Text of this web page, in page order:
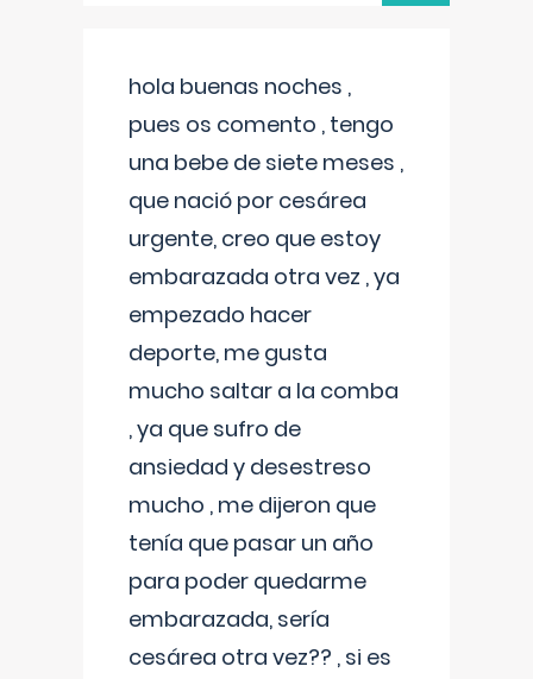
hola buenas noches ,
pues os comento , tengo
una bebe de siete meses ,
que nació por cesárea
urgente, creo que estoy
embarazada otra vez , ya
empezado hacer
deporte, me gusta
mucho saltar a la comba
, ya que sufro de
ansiedad y desestreso
mucho , me dijeron que
tenía que pasar un año
para poder quedarme
embarazada, sería
cesárea otra vez?? , si es